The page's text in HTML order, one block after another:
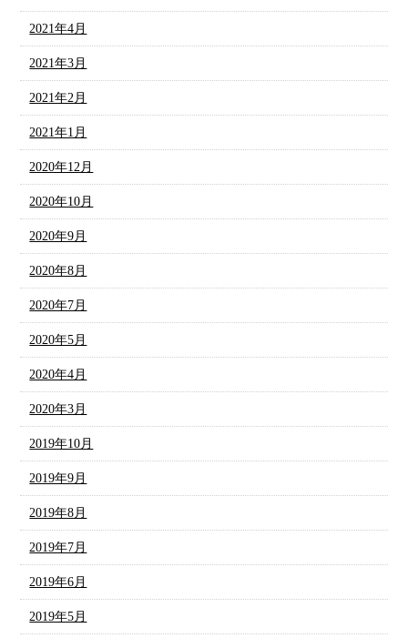
2021年4月
2021年3月
2021年2月
2021年1月
2020年12月
2020年10月
2020年9月
2020年8月
2020年7月
2020年5月
2020年4月
2020年3月
2019年10月
2019年9月
2019年8月
2019年7月
2019年6月
2019年5月